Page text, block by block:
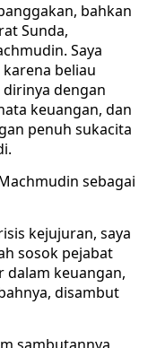
bahkan
Sunda,
Saya
beliau
dengan
keuangan, dan
penuh sukacita
sebagai
kejujuran, saya
sosok pejabat
dalam keuangan,
disambut